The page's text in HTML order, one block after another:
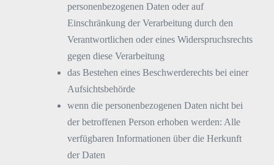
personenbezogenen Daten oder auf
Einschränkung der Verarbeitung durch den
Verantwortlichen oder eines Widerspruchsrechts
gegen diese Verarbeitung
das Bestehen eines Beschwerderechts bei einer
Aufsichtsbehörde
wenn die personenbezogenen Daten nicht bei
der betroffenen Person erhoben werden: Alle
verfügbaren Informationen über die Herkunft
der Daten